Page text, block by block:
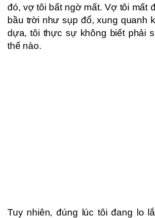
đó, vợ tôi bất ngờ mất. Vợ tôi mất
bầu trời như sụp đổ, xung quanh
dựa, tôi thực sự không biết phải
thế nào.
Tuy nhiên, đúng lúc tôi đang lo